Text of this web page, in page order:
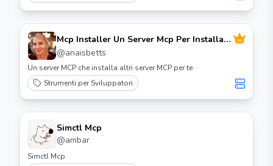
Mcp Installer Un Server Mcp Per Installare
Server Mcp
@anaisbetts
Un server MCP che installa altri server MCP per te
Strumenti per Sviluppatori
Simctl Mcp
@ambar
Simctl Mcp